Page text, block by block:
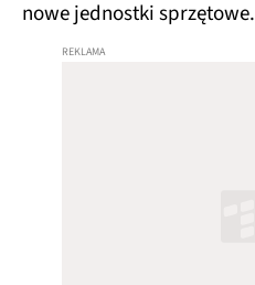
nowe jednostki sprzętowe.